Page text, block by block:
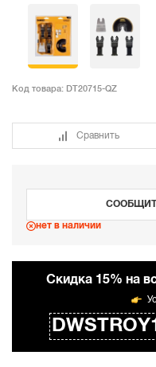
Код товара: DT20715-QZ
Сравнить
нет в наличии
Cкидка 15% на